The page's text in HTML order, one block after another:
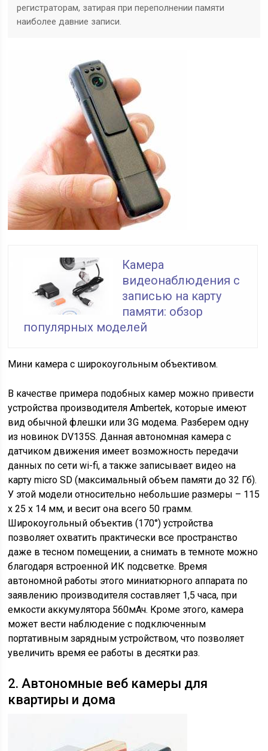
регистраторам, затирая при переполнении памяти
наиболее давние записи.
Камера
видеонаблюдения с
записью на карту
памяти: обзор
популярных моделей
Мини камера с широкоугольным объективом.
В качестве примера подобных камер можно привести
устройства производителя Ambertek, которые имеют
вид обычной флешки или 3G модема. Разберем одну
из новинок DV135S. Данная автономная камера с
датчиком движения имеет возможность передачи
данных по сети wi-fi, а также записывает видео на
карту micro SD (максимальный объем памяти до 32 Гб).
У этой модели относительно небольшие размеры – 115
х 25 х 14 мм, и весит она всего 50 грамм.
Широкоугольный объектив (170°) устройства
позволяет охватить практически все пространство
даже в тесном помещении, а снимать в темноте можно
благодаря встроенной ИК подсветке. Время
автономной работы этого миниатюрного аппарата по
заявлению производителя составляет 1,5 часа, при
емкости аккумулятора 560мАч. Кроме этого, камера
может вести наблюдение с подключенным
портативным зарядным устройством, что позволяет
увеличить время ее работы в десятки раз.
2. Автономные веб камеры для
квартиры и дома